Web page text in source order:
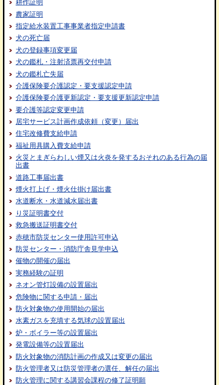
耕作証明
農家証明
指定給水装置工事事業者指定申請書
犬の死亡届
犬の登録事項変更届
犬の鑑札・注射済票再交付申請
犬の鑑札亡失届
介護保険要介護認定・要支援認定申請
介護保険要介護更新認定・要支援更新認定申請
要介護等認定変更申請
居宅サービス計画作成依頼（変更）届出
住宅改修費支給申請
福祉用具購入費支給申請
火災とまぎらわしい煙又は火炎を発するおそれのある行為の届
出書
道路工事届出書
煙火打上げ・煙火仕掛け届出書
水道断水・水道減水届出書
り災証明書交付
救急搬送証明書交付
赤穂市防災センター使用許可申込
防災センター・消防庁舎見学申込
催物の開催の届出
実務経験の証明
ネオン管灯設備の設置届出
危険物に関する申請・届出
防火対象物の使用開始の届出
水素ガスを充填する気球の設置届出
炉・ボイラー等の設置届出
発電設備等の設置届出
防火対象物の消防計画の作成又は変更の届出
防火管理者又は防災管理者の選任、解任の届出
防火管理に関する講習会課程の修了証明願